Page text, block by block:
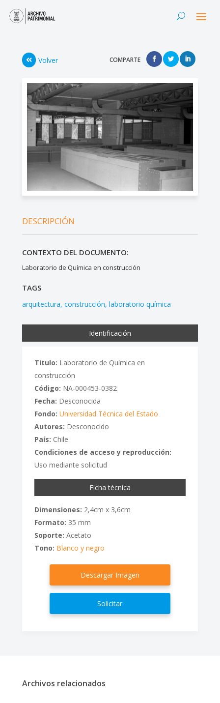
Volver COMPARTE
DESCRIPCIÓN
CONTEXTO DEL DOCUMENTO:
Laboratorio de Química en construcción
TAGS
arquitectura construcción laboratorio química
Identificación
Titulo: Laboratorio de Química en
construcción
Código: NA-000453-0382
Fecha: Desconocida
Fondo: Universidad Técnica del Estado
Autores: Desconocido
País: Chile
Condiciones de acceso y reproducción:
Uso mediante solicitud
Ficha técnica
Dimensiones: 2,4cm x 3,6cm
Formato: 35 mm
Soporte: Acetato
Tono: Blanco y negro
Descargar Imagen
Solicitar
Archivos relacionados